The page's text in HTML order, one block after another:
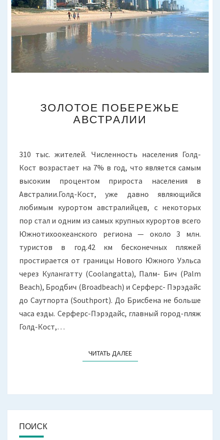
ПОБЕРЕЖЬЕ
АВСТРАЛИИ
ЗОЛОТОЕ ПОБЕРЕЖЬЕ
АВСТРАЛИИ
310 тыс. жителей. Численность населения Голд-
Кост возрастает на 7% в год, что является самым
высоким процентом прироста населения в
Австралии.Голд-Кост, уже давно являющийся
любимым курортом австралийцев, с некоторых
пор стал и одним из самых крупных курортов всего
Южнотихоокеанского региона — около 3 млн.
туристов в год.42 км бесконечных пляжей
простирается от границы Нового Южного Уэльса
через Кулангатту (Coolangatta), Палм- Бич (Palm
Beach), Бродбич (Broadbeach) и Серферс- Пэрэдайс
до Саутпорта (Southport). До Брисбена не больше
часа езды. Серферс-Пэрэдайс, главный город-пляж
Голд-Кост,…
ЧИТАТЬ ДАЛЕЕЧИТАТЬ ДАЛЕЕ
ПОИСК